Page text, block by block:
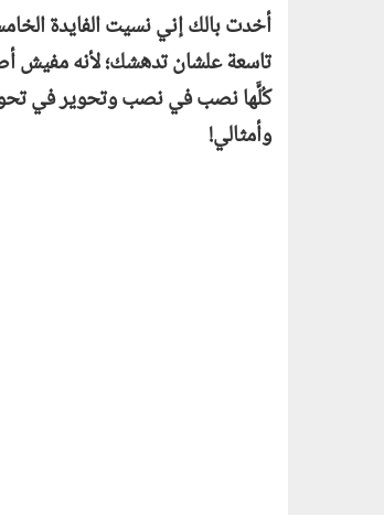
أخدت بالك إني نسيت الفايدة
تاسعة علشان تدهشك؛ لأنه مفيش
كُلَّها نصب في نصب وتحوير في
وأمثالي!